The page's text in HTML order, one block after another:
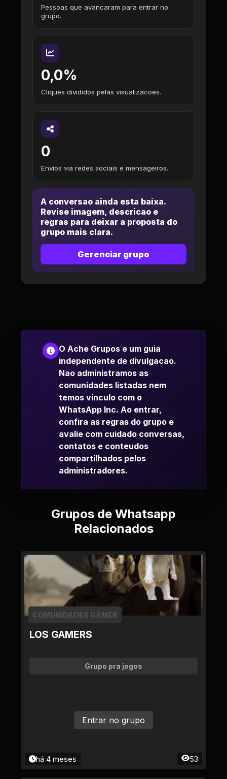
Pessoas que avancaram para entrar no
grupo.
0,0%
Cliques divididos pelas visualizacoes.
0
Envios via redes sociais e mensageiros.
A conversao ainda esta baixa.
Revise imagem, descricao e
regras para deixar a proposta do
grupo mais clara.
Gerenciar grupo
O Ache Grupos e um guia
independente de divulgacao.
Nao administramos as
comunidades listadas nem
temos vinculo com o
WhatsApp Inc. Ao entrar,
confira as regras do grupo e
avalie com cuidado conversas,
contatos e conteudos
compartilhados pelos
administradores.
Grupos de Whatsapp
Relacionados
LOS GAMERS
COMUNIDADES GAMER
Grupo pra jogos
há 4 meses 53
Entrar no grupo